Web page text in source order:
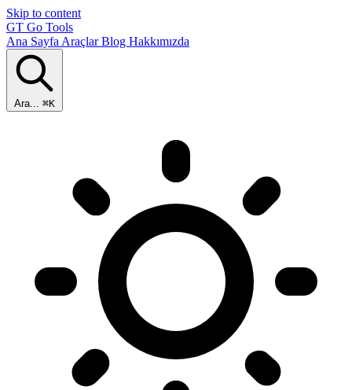
Skip to content
GT Go Tools
Ana Sayfa AraçlarBlog Hakkımızda
Ara... ⌘K